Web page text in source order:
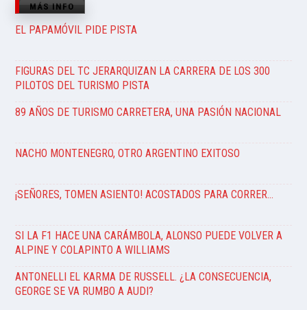
MÁS INFO
EL PAPAMÓVIL PIDE PISTA
FIGURAS DEL TC JERARQUIZAN LA CARRERA DE LOS 300
PILOTOS DEL TURISMO PISTA
89 AÑOS DE TURISMO CARRETERA, UNA PASIÓN NACIONAL
NACHO MONTENEGRO, OTRO ARGENTINO EXITOSO
¡SEÑORES, TOMEN ASIENTO! ACOSTADOS PARA CORRER…
SI LA F1 HACE UNA CARÁMBOLA, ALONSO PUEDE VOLVER A
ALPINE Y COLAPINTO A WILLIAMS
ANTONELLI EL KARMA DE RUSSELL. ¿LA CONSECUENCIA,
GEORGE SE VA RUMBO A AUDI?